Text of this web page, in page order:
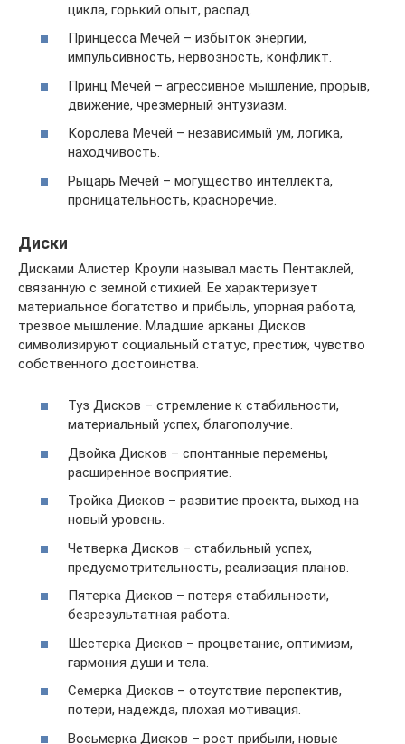
цикла, горький опыт, распад.
Принцесса Мечей – избыток энергии,
импульсивность, нервозность, конфликт.
Принц Мечей – агрессивное мышление, прорыв,
движение, чрезмерный энтузиазм.
Королева Мечей – независимый ум, логика,
находчивость.
Рыцарь Мечей – могущество интеллекта,
проницательность, красноречие.
Диски
Дисками Алистер Кроули называл масть Пентаклей,
связанную с земной стихией. Ее характеризует
материальное богатство и прибыль, упорная работа,
трезвое мышление. Младшие арканы Дисков
символизируют социальный статус, престиж, чувство
собственного достоинства.
Туз Дисков – стремление к стабильности,
материальный успех, благополучие.
Двойка Дисков – спонтанные перемены,
расширенное восприятие.
Тройка Дисков – развитие проекта, выход на
новый уровень.
Четверка Дисков – стабильный успех,
предусмотрительность, реализация планов.
Пятерка Дисков – потеря стабильности,
безрезультатная работа.
Шестерка Дисков – процветание, оптимизм,
гармония души и тела.
Семерка Дисков – отсутствие перспектив,
потери, надежда, плохая мотивация.
Восьмерка Дисков – рост прибыли, новые